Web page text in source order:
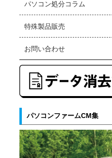
パソコン処分コラム
特殊製品販売
お問い合わせ
パソコンファームCM集